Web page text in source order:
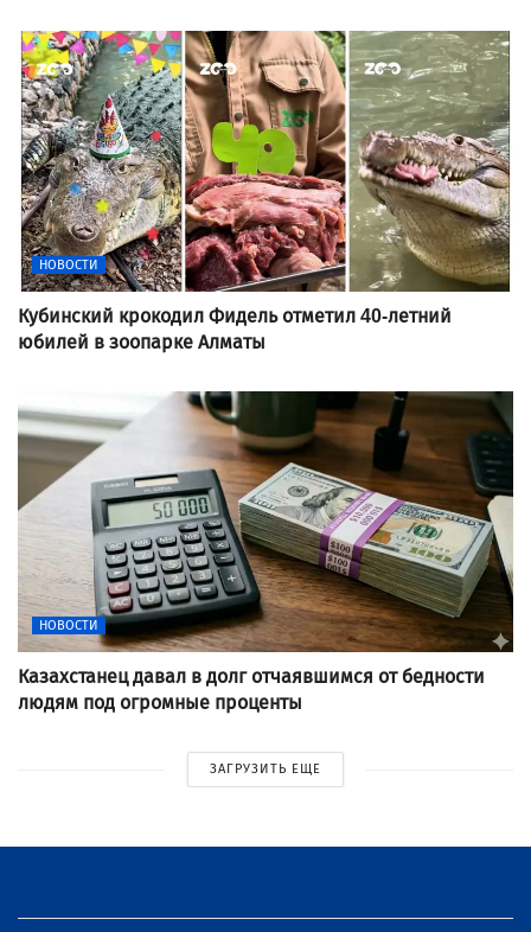
НОВОСТИ
Кубинский крокодил Фидель отметил 40-летний
юбилей в зоопарке Алматы
НОВОСТИ
Казахстанец давал в долг отчаявшимся от бедности
людям под огромные проценты
ЗАГРУЗИТЬ ЕЩЕ